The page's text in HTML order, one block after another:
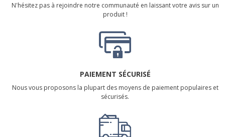
N'hésitez pas à rejoindre notre communauté en laissant votre avis sur un
produit !
PAIEMENT SÉCURISÉ
Nous vous proposons la plupart des moyens de paiement populaires et
sécurisés.